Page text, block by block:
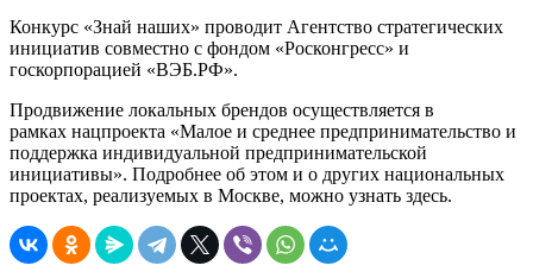
Конкурс «Знай наших» проводит Агентство стратегических
инициатив совместно с фондом «Росконгресс» и
госкорпорацией «ВЭБ.РФ».
Продвижение локальных брендов осуществляется в
рамках нацпроекта «Малое и среднее предпринимательство и
поддержка индивидуальной предпринимательской
инициативы». Подробнее об этом и о других национальных
проектах, реализуемых в Москве, можно узнать здесь.